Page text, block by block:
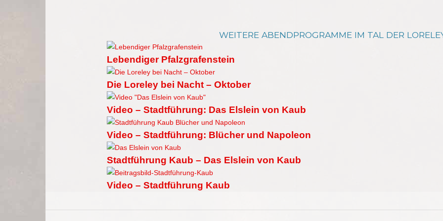
WEITERE ABENDPROGRAMME IM TAL DER
Lebendiger Pfalzgrafenstein
Die Loreley bei Nacht – Oktober
Video – Stadtführung: Das Elslein von Kaub
Video – Stadtführung: Blücher und Napoleon
Stadtführung Kaub – Das Elslein von Kaub
Video – Stadtführung Kaub